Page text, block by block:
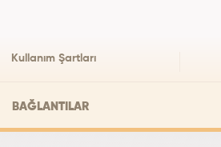
Kullanım Şartları
BAĞLANTILAR